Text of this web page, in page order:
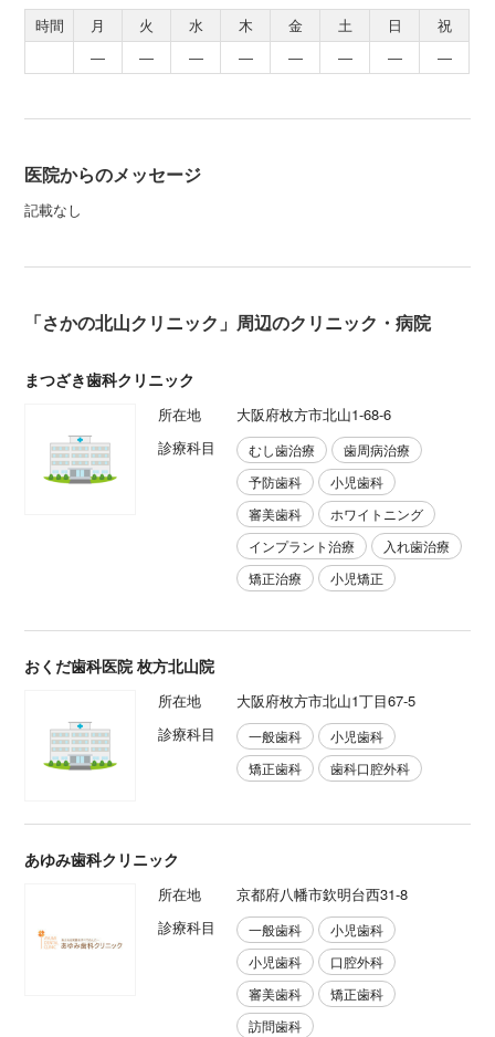
時間 月 火 水 木 金 土 日
祝
―
― ― ― ― ― ― ―
医院からのメッセージ
記載なし
「さかの北山クリニック」周辺のクリニック・病院
まつざき歯科クリニック
所在地
大阪府枚方市北山1-68-6
診療科目
むし歯治療
歯周病治療
予防歯科
小児歯科
審美歯科
ホワイトニング
インプラント治療
入れ歯治療
矯正治療
小児矯正
おくだ歯科医院 枚方北山院
所在地
大阪府枚方市北山1丁目67-5
診療科目
一般歯科
小児歯科
矯正歯科
歯科口腔外科
あゆみ歯科クリニック
所在地
京都府八幡市欽明台西31-8
診療科目
一般歯科
小児歯科
小児歯科
口腔外科
審美歯科
矯正歯科
訪問歯科